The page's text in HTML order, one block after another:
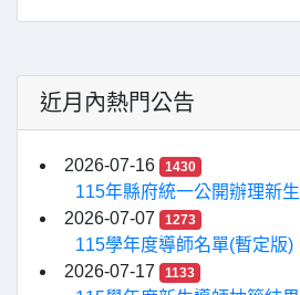
近月內熱門公告
2026-07-16 1430
115年縣府統一公開辦理新
2026-07-07
1273
115學年度導師名單(暫定版)
2026-07-17
1133